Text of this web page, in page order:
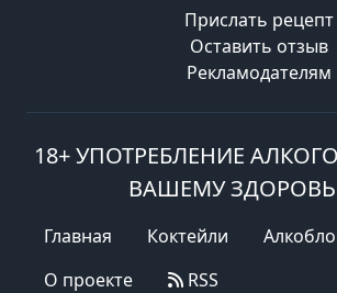
Прислать рецепт
Оставить отзыв
Рекламодателям
18+ УПОТРЕБЛЕНИЕ
ВАШЕМУ
Главная Коктейли
О проекте
RSS